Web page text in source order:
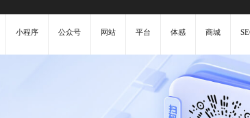
小程序 公众号 网站 平台 体感 商城